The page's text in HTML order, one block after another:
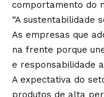
comportamento do
“A sustentabilidade
As empresas que
na frente porque
e responsabilidade
A expectativa do
produtos de alta